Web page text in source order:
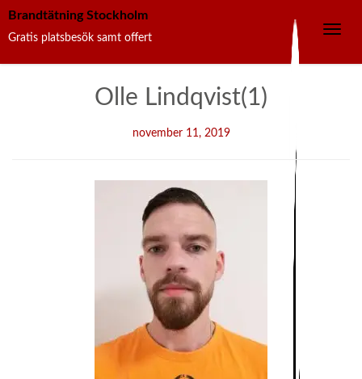
Toggle
Brandtätning Stockholm
Gratis platsbesök samt offert
Olle Lindqvist(1)
november 11, 2019